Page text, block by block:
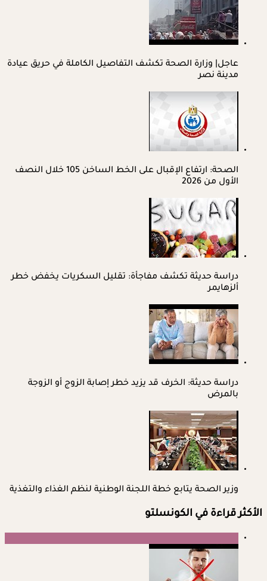
عاجل| وزارة الصحة تكشف التفاصيل الكاملة في حريق عيادة
مدينة نصر
الصحة: ارتفاع الإقبال على الخط الساخن 105 خلال النصف
الأول من 2026
دراسة حديثة تكشف مفاجأة: تقليل السكريات يخفض خطر
ألزهايمر
دراسة حديثة: الخرف قد يزيد خطر إصابة الزوج أو الزوجة
بالمرض
وزير الصحة يتابع خطة اللجنة الوطنية لنظم الغذاء والتغذية
الأكثر قراءة في الكونسلتو